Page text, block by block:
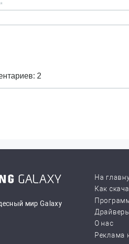
*
2
мир Galaxy
На
Как
О нас
Реклама